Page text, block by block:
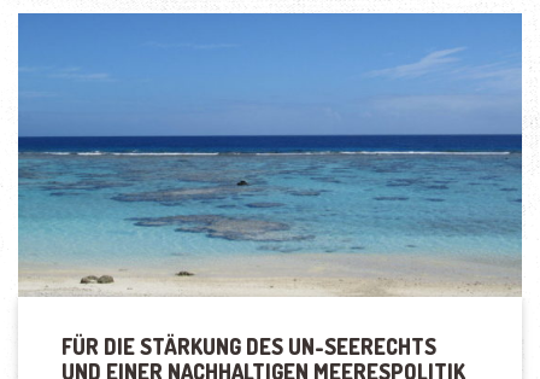
FÜR DIE STÄRKUNG DES UN-SEERECHTS
UND EINER NACHHALTIGEN MEERESPOLITIK